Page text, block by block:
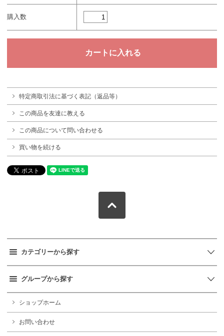
購入数
特定商取引法に基づく表記（返品等）
この商品を友達に教える
この商品について問い合わせる
買い物を続ける
カテゴリーから探す
グループから探す
ショップホーム
お問い合わせ